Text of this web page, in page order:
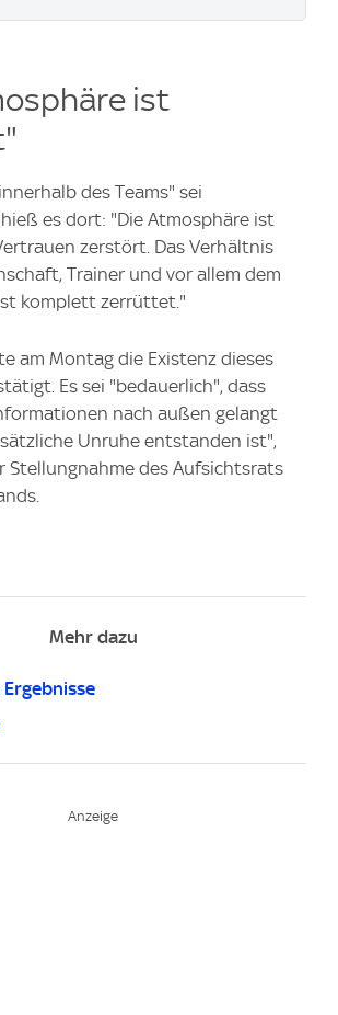
ist
des Teams" sei
es dort: "Die Atmosphäre ist
zerstört. Das Verhältnis
Trainer und vor allem dem
komplett zerrüttet."
am Montag die Existenz dieses
Es sei "bedauerlich", dass
nach außen gelangt
Unruhe entstanden ist",
Stellungnahme des Aufsichtsrats
Mehr dazu